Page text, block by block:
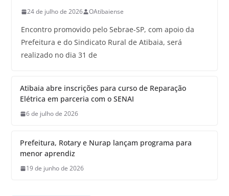
24 de julho de 2026 OAtibaiense
Encontro promovido pelo Sebrae-SP, com apoio da
Prefeitura e do Sindicato Rural de Atibaia, será
realizado no dia 31 de
Atibaia abre inscrições para curso de Reparação
Elétrica em parceria com o SENAI
6 de julho de 2026
Prefeitura, Rotary e Nurap lançam programa para
menor aprendiz
19 de junho de 2026